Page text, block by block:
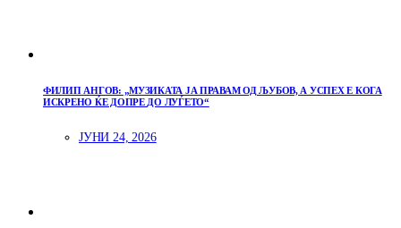
ФИЛИП АНГОВ: „МУЗИКАТА ЈА ПРАВАМ ОД ЉУБОВ, А УСПЕХ Е КОГА
ИСКРЕНО ЌЕ ДОПРЕ ДО ЛУЃЕТО“
ЈУНИ 24, 2026